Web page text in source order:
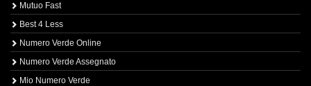
Mutuo Fast
Best 4 Less
Numero Verde Online
Numero Verde Assegnato
Mio Numero Verde